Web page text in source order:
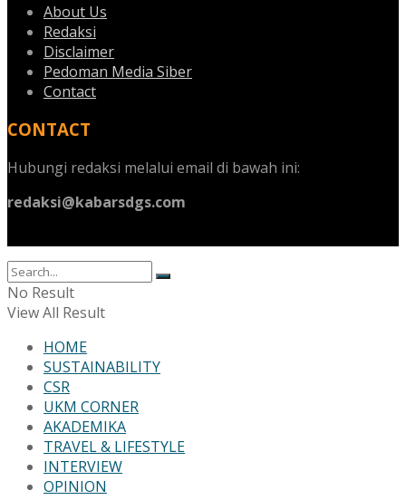
About Us
Redaksi
Disclaimer
Pedoman Media Siber
Contact
CONTACT
Hubungi redaksi melalui email di bawah ini:
redaksi@kabarsdgs.com
No Result
View All Result
HOME
SUSTAINABILITY
CSR
UKM CORNER
AKADEMIKA
TRAVEL & LIFESTYLE
INTERVIEW
OPINION